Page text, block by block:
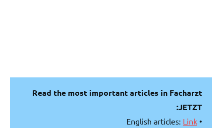
Read the most important articles in Facharzt
JETZT:
• English articles:
Link